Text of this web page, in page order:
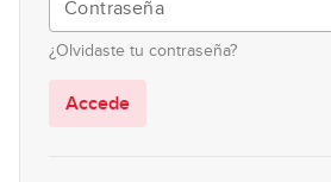
8
Escoger el
GRATIS
¿Olvidaste tu contraseña?
Accede